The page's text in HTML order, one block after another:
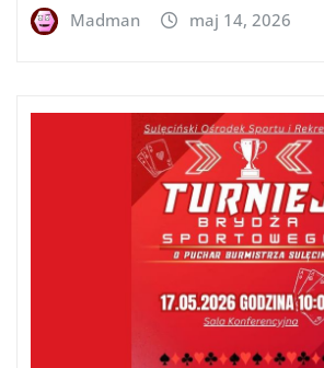
Madman maj 14, 2026